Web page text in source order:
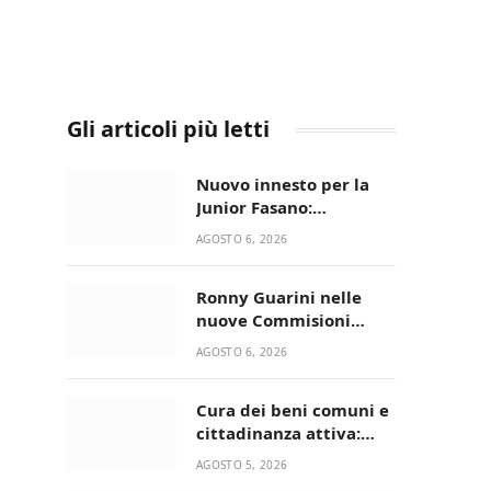
Gli articoli più letti
Nuovo innesto per la
Junior Fasano:
ingaggiato il
AGOSTO 6, 2026
Ronny Guarini nelle
nuove Commisioni
Acisport
AGOSTO 6, 2026
Cura dei beni comuni e
cittadinanza attiva:
online l’avviso per la
AGOSTO 5, 2026